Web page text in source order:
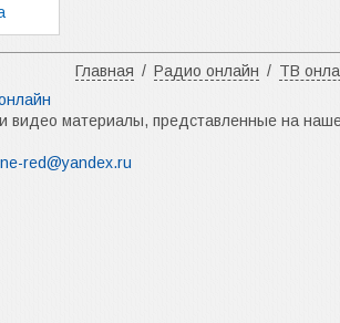
Главная / Радио онлайн / ТВ
видео материалы, представленные на
red@yandex.ru